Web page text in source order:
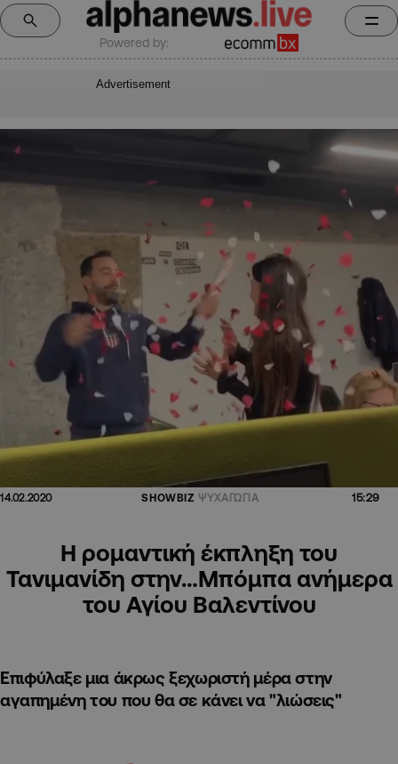
Powered by:
Advertisement
14.02.2020 SHOWBIZ ΨΥΧΑΓΩΓΙΑ 15:29
Η ρομαντική έκπληξη του
Τανιμανίδη στην…Μπόμπα ανήμερα
του Αγίου Βαλεντίνου
Επιφύλαξε μια άκρως ξεχωριστή μέρα στην
αγαπημένη του που θα σε κάνει να "λιώσεις"